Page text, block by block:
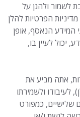
לשמור ולהגן על
הפרטיות להלן
המידע הנאסף, אופן
יכול לעיין בו,
אתה מביע את
לעיבודו ולשמירתו
שלישיים, כמפורט